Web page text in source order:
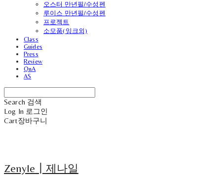
오스터 만년필/수성펜
루이스 만년필/수성펜
프로젝트
소모품(잉크외)
Class
Guides
Press
Review
QnA
AS
Search 검색
Log In 로그인
Cart장바구니
Zenyle┃제나일